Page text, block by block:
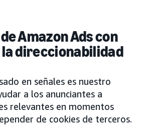
Amazon Ads con
direccionabilidad
en señales es nuestro
a los anunciantes a
relevantes en momentos
de cookies de terceros.